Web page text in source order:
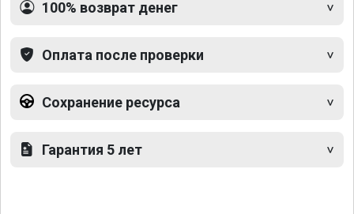
100% возврат денег
Оплата после проверки
Сохранение ресурса
Гарантия 5 лет